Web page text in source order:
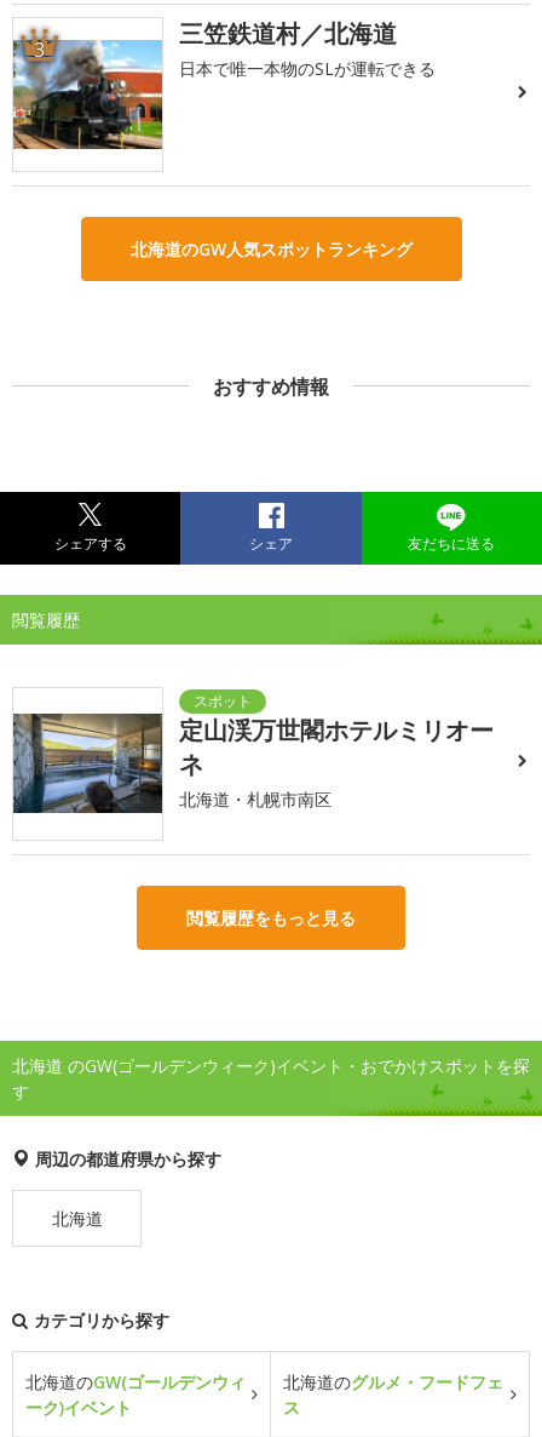
3 三笠鉄道村／北海道
日本で唯一本物のSLが運転できる
北海道のGW人気スポットランキング
おすすめ情報
シェアする シェア 友だちに送る
閲覧履歴
定山渓万世閣ホテルミリオー
ネ
北海道・札幌市南区
閲覧履歴をもっと見る
北海道 のGW(ゴールデンウィーク)イベント・おでかけスポットを探
す
周辺の都道府県から探す
北海道
カテゴリから探す
北海道のGW(ゴールデンウィ
ーク)イベント
北海道のグルメ・フードフェ
ス